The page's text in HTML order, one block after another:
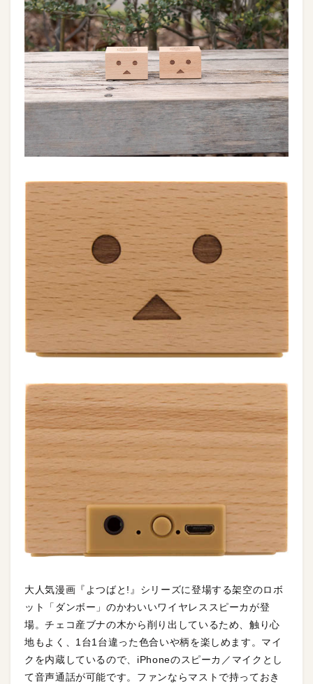
大人気漫画『よつばと!』シリーズに登場する架空のロボ
ット「ダンボー」のかわいいワイヤレススピーカが登
場。チェコ産ブナの木から削り出しているため、触り心
地もよく、1台1台違った色合いや柄を楽しめます。マイ
クを内蔵しているので、iPhoneのスピーカ／マイクとし
て音声通話が可能です。ファンならマストで持っておき